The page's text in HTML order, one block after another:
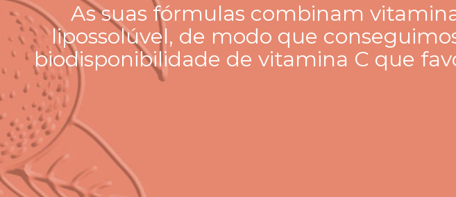
As suas fórmulas combinam
lipossolúvel, de modo que
biodisponibilidade de vitamina C que